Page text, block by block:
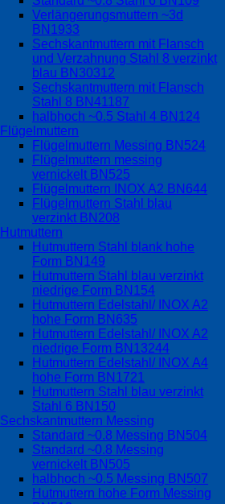
Verlängerungsmuttern ~3d
BN1933
Sechskantmuttern mit Flansch
und Verzahnung Stahl 8 verzinkt
blau BN30312
Sechskantmuttern mit Flansch
Stahl 8 BN41187
halbhoch ~0.5 Stahl 4 BN124
Flügelmuttern
Flügelmuttern Messing BN524
Flügelmuttern messing
vernickelt BN525
Flügelmuttern INOX A2 BN644
Flügelmuttern Stahl blau
verzinkt BN208
Hutmuttern
Hutmuttern Stahl blank hohe
Form BN149
Hutmuttern Stahl blau verzinkt
niedrige Form BN154
Hutmuttern Edelstahl/ INOX A2
hohe Form BN635
Hutmuttern Edelstahl/ INOX A2
niedrige Form BN13244
Hutmuttern Edelstahl/ INOX A4
hohe Form BN1721
Hutmuttern Stahl blau verzinkt
Stahl 6 BN150
Sechskantmuttern Messing
Standard ~0.8 Messing BN504
Standard ~0.8 Messing
vernickelt BN505
halbhoch ~0.5 Messing BN507
Hutmuttern hohe Form Messing